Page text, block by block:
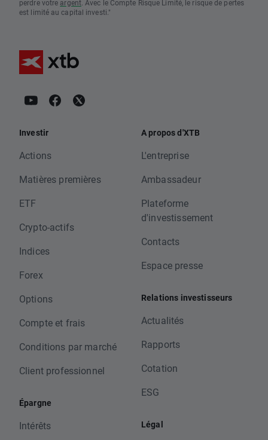
perdre votre argent. Avec le Compte Risque Limité, le risque de pertes
est limité au capital investi."
Investir
Actions
Matières premières
ETF
Crypto-actifs
Indices
Forex
Options
Compte et frais
Conditions par marché
Client professionnel
Épargne
Intérêts
A propos d'XTB
L'entreprise
Ambassadeur
Plateforme
d'investissement
Contacts
Espace presse
Relations investisseurs
Actualités
Rapports
Cotation
ESG
Légal